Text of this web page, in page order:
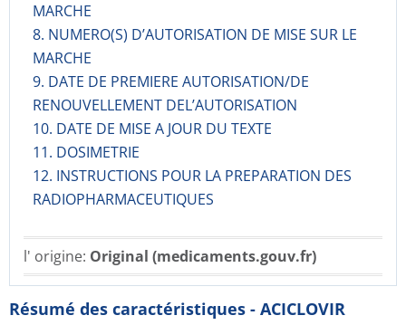
MARCHE
8. NUMERO(S) D’AUTORISATION DE MISE SUR LE
MARCHE
9. DATE DE PREMIERE AUTORISATION/DE
RENOUVELLEMENT DEL’AUTORISATION
10. DATE DE MISE A JOUR DU TEXTE
11. DOSIMETRIE
12. INSTRUCTIONS POUR LA PREPARATION DES
RADIOPHARMACE­UTIQUES
l' origine: Original (medicaments.gouv.fr)
Résumé des caractéristiques - ACICLOVIR